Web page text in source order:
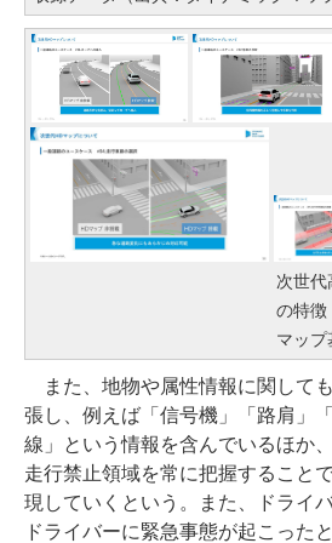
次世代
の特徴
マップ
また、地物や属性情報に関して
張し、例えば「信号機」「路肩」
線」という情報を含んでいるほか
走行禁止領域を常に把握すること
現していくという。また、ドライ
ドライバーに緊急事態が起こった